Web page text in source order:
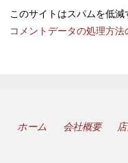
このサイトはスパムを低減
コメントデータの処理方
ホーム 会社概要